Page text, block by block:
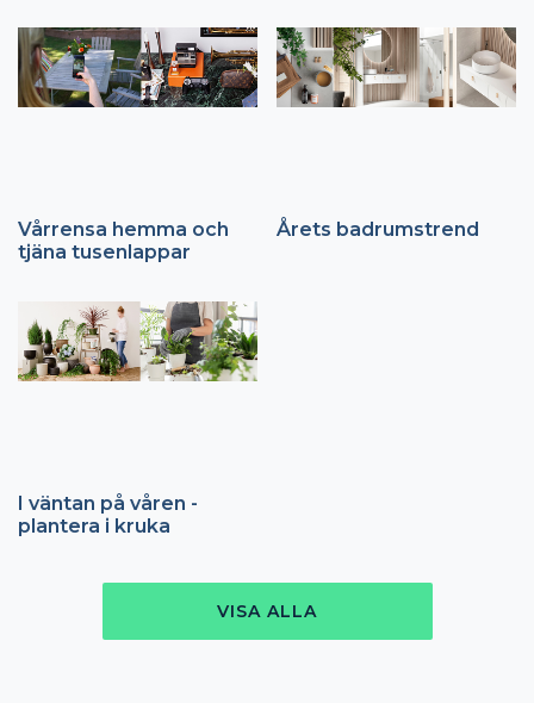
Vårrensa hemma och
tjäna tusenlappar
Årets badrumstrend
I väntan på våren -
plantera i kruka
VISA ALLA